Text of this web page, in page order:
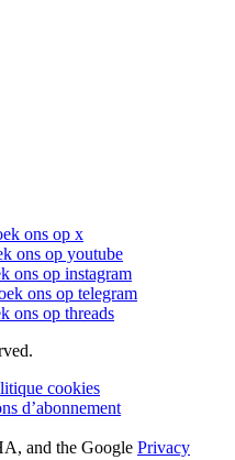
ons op x
ons op youtube
ons op instagram
ons op telegram
ons op threads
cookies
d’abonnement
and the Google Privacy